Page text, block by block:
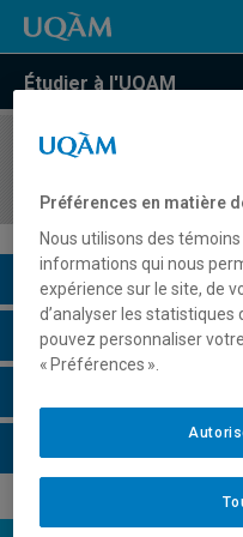
Étudier à l'UQAM
COURS//
Description du cours
Horaire - Été 2026
Préférences en matière
Nous utilisons des
informations qui nous
expérience sur le site, de
d’analyser les
pouvez personnaliser
« Préférences ».